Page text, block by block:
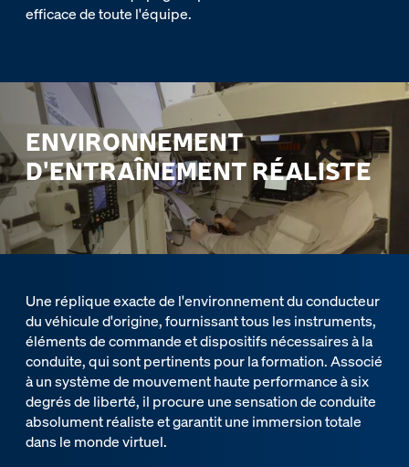
efficace de toute l'équipe.
ENVIRONNEMENT
D'ENTRAÎNEMENT RÉALISTE
Une réplique exacte de l'environnement du conducteur
du véhicule d'origine, fournissant tous les instruments,
éléments de commande et dispositifs nécessaires à la
conduite, qui sont pertinents pour la formation. Associé
à un système de mouvement haute performance à six
degrés de liberté, il procure une sensation de conduite
absolument réaliste et garantit une immersion totale
dans le monde virtuel.